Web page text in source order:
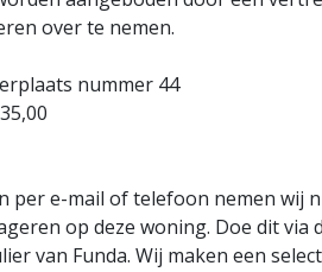
over te nemen.
nummer 44
per e-mail of telefoon nemen wij
op deze woning. Doe dit via
van Funda. Wij maken een